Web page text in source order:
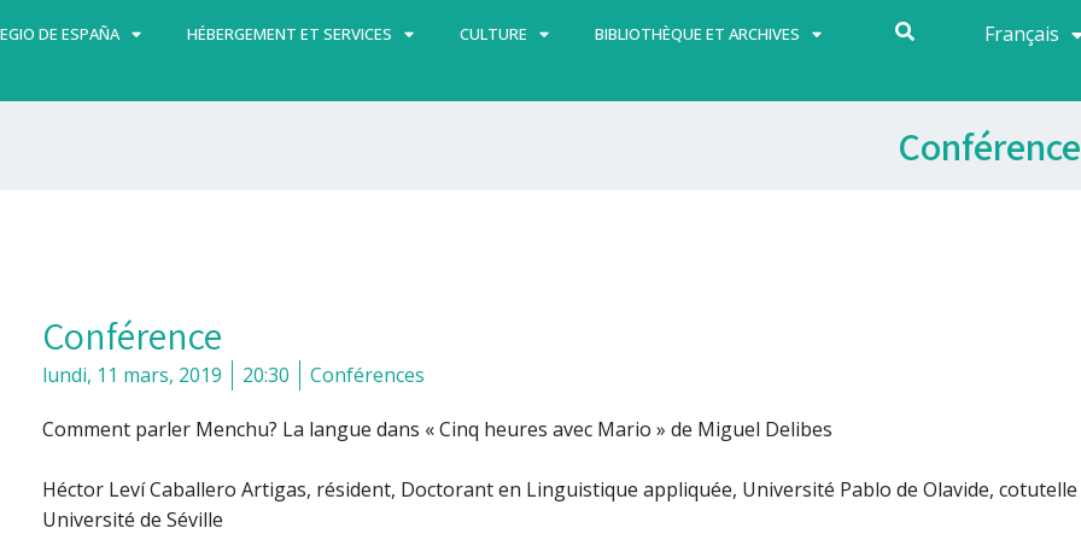
DE ESPAÑA HÉBERGEMENT ET SERVICES CULTURE BIBLIOTHÈQUE ET ARCHIVES Français
Español
Conférence
Conférence
lundi, 11 mars, 2019 20:30 Conférences
Comment parler Menchu? La langue dans « Cinq heures avec Mario » de Miguel Delibes
Héctor Leví Caballero Artigas, résident, Doctorant en Linguistique appliquée, Université Pablo de Olavide, cotutelle
Université de Séville